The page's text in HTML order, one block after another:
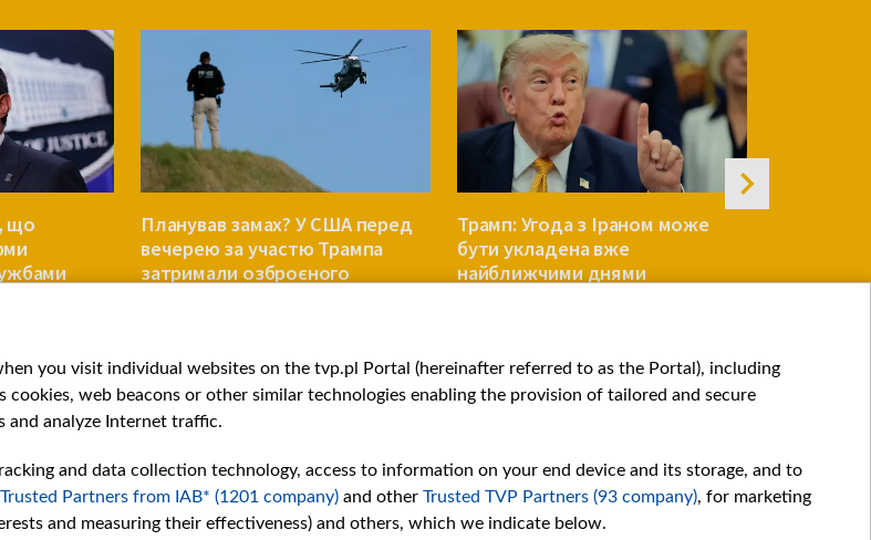
що
Планував замах? У США перед
вечерею за участю Трампа
затримали озброєного
Трамп: Угода з Іраном може
бути укладена вже
найближчими днями
you visit individual websites on the tvp.pl Portal (hereinafter referred to as the Portal), including
web beacons or other similar technologies enabling the provision of tailored and secure
and analyze Internet traffic.
and data collection technology, access to information on your end device and its storage, and to
Trusted Partners from IAB* (1201 company) and other Trusted TVP Partners (93 company), for marketing
and measuring their effectiveness) and others, which we indicate below.